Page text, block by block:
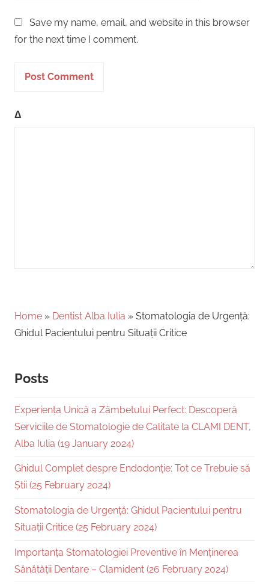
Save my name, email, and website in this browser
for the next time I comment.
Δ
Home » Dentist Alba Iulia » Stomatologia de Urgență:
Ghidul Pacientului pentru Situații Critice
Posts
Experiența Unică a Zâmbetului Perfect: Descoperă
Serviciile de Stomatologie de Calitate la CLAMI DENT,
Alba Iulia (19 January 2024)
Ghidul Complet despre Endodonție: Tot ce Trebuie să
Știi (25 February 2024)
Stomatologia de Urgență: Ghidul Pacientului pentru
Situații Critice (25 February 2024)
Importanța Stomatologiei Preventive în Menținerea
Sănătății Dentare – Clamident (26 February 2024)